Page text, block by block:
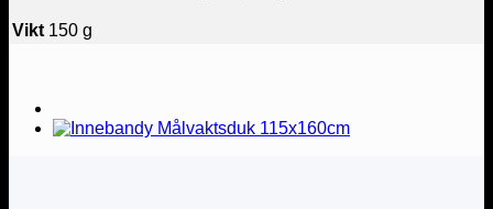
Vikt 150 g